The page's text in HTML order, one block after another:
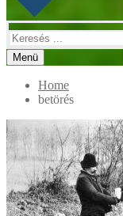
Keresése:
Menü
Home
betörés